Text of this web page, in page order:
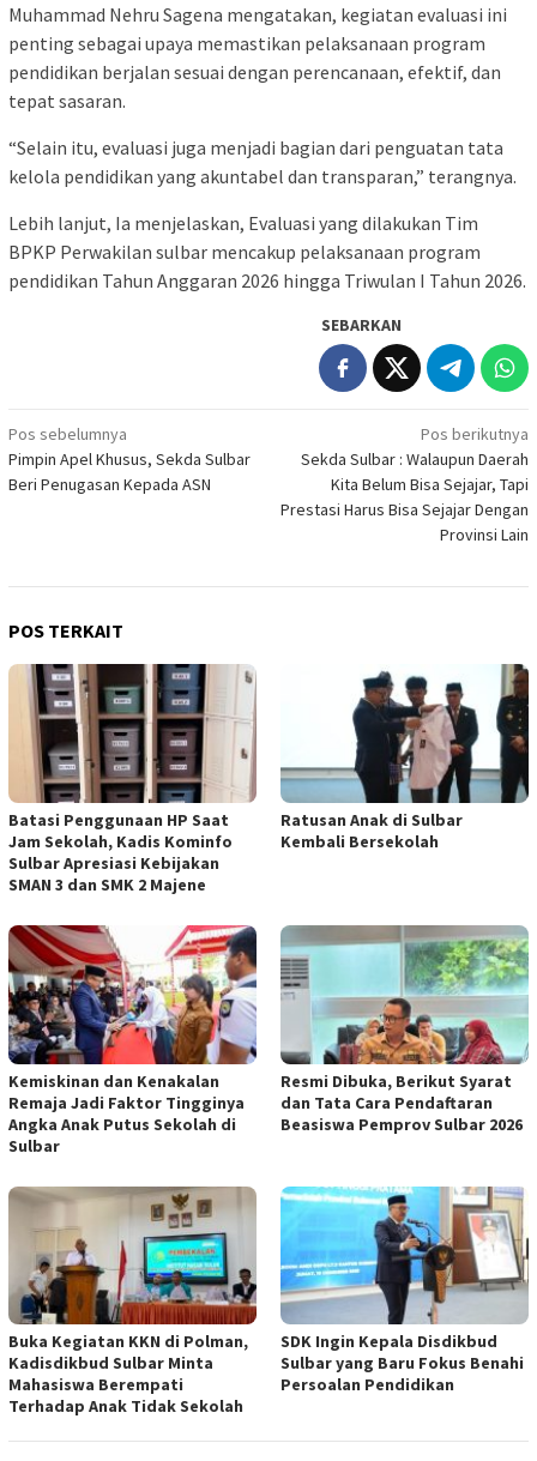
Muhammad Nehru Sagena mengatakan, kegiatan evaluasi ini
penting sebagai upaya memastikan pelaksanaan program
pendidikan berjalan sesuai dengan perencanaan, efektif, dan
tepat sasaran.
“Selain itu, evaluasi juga menjadi bagian dari penguatan tata
kelola pendidikan yang akuntabel dan transparan,” terangnya.
Lebih lanjut, Ia menjelaskan, Evaluasi yang dilakukan Tim
BPKP Perwakilan sulbar mencakup pelaksanaan program
pendidikan Tahun Anggaran 2026 hingga Triwulan I Tahun 2026.
SEBARKAN
Navigasi
pos
Pos sebelumnya
Pimpin Apel Khusus, Sekda Sulbar
Beri Penugasan Kepada ASN
Pos berikutnya
Sekda Sulbar : Walaupun Daerah
Kita Belum Bisa Sejajar, Tapi
Prestasi Harus Bisa Sejajar Dengan
Provinsi Lain
POS TERKAIT
Batasi Penggunaan HP Saat
Jam Sekolah, Kadis Kominfo
Sulbar Apresiasi Kebijakan
SMAN 3 dan SMK 2 Majene
Ratusan Anak di Sulbar
Kembali Bersekolah
Kemiskinan dan Kenakalan
Remaja Jadi Faktor Tingginya
Angka Anak Putus Sekolah di
Sulbar
Resmi Dibuka, Berikut Syarat
dan Tata Cara Pendaftaran
Beasiswa Pemprov Sulbar 2026
Buka Kegiatan KKN di Polman,
Kadisdikbud Sulbar Minta
Mahasiswa Berempati
Terhadap Anak Tidak Sekolah
SDK Ingin Kepala Disdikbud
Sulbar yang Baru Fokus Benahi
Persoalan Pendidikan